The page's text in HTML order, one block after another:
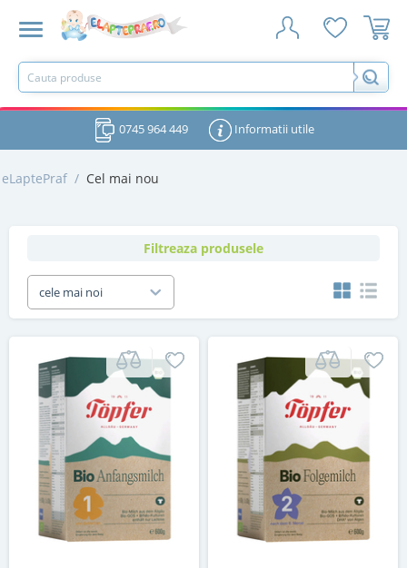
0745 964 449 Informatii utile
eLaptePraf / Cel mai nou
Filtreaza produsele
cele mai noi